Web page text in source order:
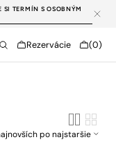
SI TERMÍN S OSOBNÝM
Rezervácie Cart
(0)
0